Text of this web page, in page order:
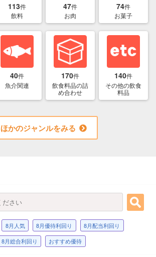
113件
飲料
47件
お肉
74件
お菓子
40件
魚介関連
170件
飲食料品の詰
め合わせ
140件
その他の飲食
料品
ほかのジャンルをみる
8月人気 8月優待利回り
8月配当利回り
8月総合利回り
おすすめ優待